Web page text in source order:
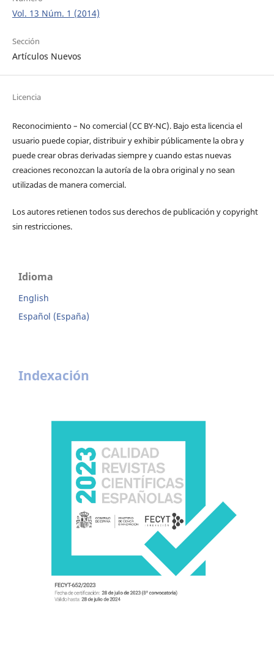
Vol. 13 Núm. 1 (2014)
Sección
Artículos Nuevos
Licencia
Reconocimiento – No comercial (CC BY-­NC). Bajo esta licencia el
usuario puede copiar, distribuir y exhibir públicamente la obra y
puede crear obras derivadas siempre y cuando estas nuevas
creaciones reconozcan la autoría de la obra original y no sean
utilizadas de manera comercial.
Los autores retienen todos sus derechos de publicación y copyright
sin restricciones.
Idioma
English
Español (España)
Indexación